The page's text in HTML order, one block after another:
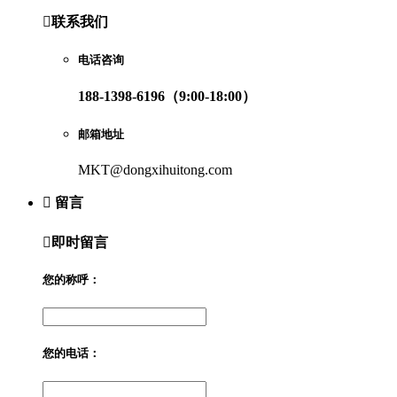
联系我们
电话咨询
188-1398-6196（9:00-18:00）
邮箱地址
MKT@dongxihuitong.com
 留言
 即时留言
您的称呼：
您的电话：